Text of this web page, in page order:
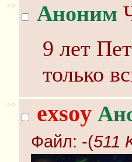
>> Аноним
9 лет
только
>> exsoy
Файл: -(511